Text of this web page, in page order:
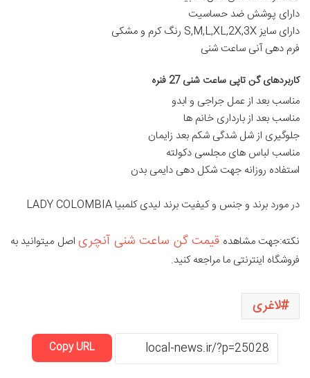
دارای پوشش ضد حساسیت
دارای سایز S,M,L,XL,2X,3X رنگ کرم و مشکی
فرم دهی آنی ساعت شنی
کاربردهای گن تاپی ساعت شنی 27 فنره
مناسب بعد از عمل جراجی و ابدو
مناسب بعد از بارداری خانم ها
جلوگیری از شل شدگی شکم بعد زایمان
مناسب لباس های مجلسی دکولته
استفاده روزانه جهت شکل دهی دایمی بدن
در مورد برند و جنس و کیفیت برند لیدی کلمبیا LADY COLOMBIA
نکته:جهت مشاهده قیمت گن ساعت شنی آنچریاصل میتوانید به
فروشگاه اینترنتی ما مراجعه کنید.
لاغری
Copy URL